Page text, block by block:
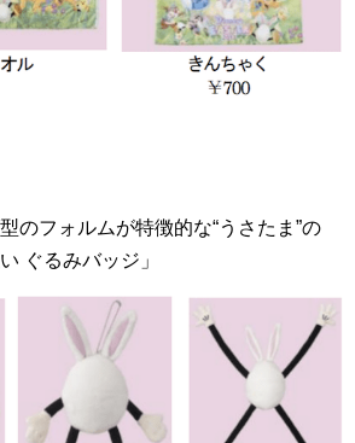
のフォルムが特徴的な“うさたま”の
ぐるみバッジ」